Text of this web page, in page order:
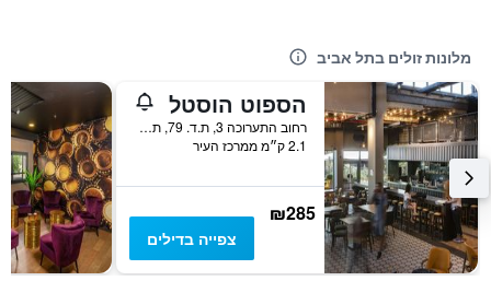
מלונות זולים בתל אביב
הספוט הוסטל
רחוב התערוכה 3, ת.ד. 79, תל אביב, גוש דן, ישראל
2.1 ק״מ ממרכז העיר
₪285
צפייה בדילים